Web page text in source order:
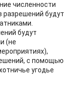
численности
будут
будут
(не
с помощью
угодье